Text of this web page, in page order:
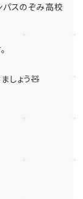
パスのぞみ高校
しょう🧸